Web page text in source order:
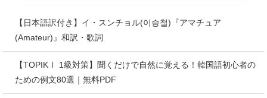
【日本語訳付き】イ・スンチョル(이승철)『アマチュア
(Amateur)』和訳・歌詞
【TOPIKⅠ 1級対策】聞くだけで自然に覚える！韓国語初心者の
ための例文80選｜無料PDF